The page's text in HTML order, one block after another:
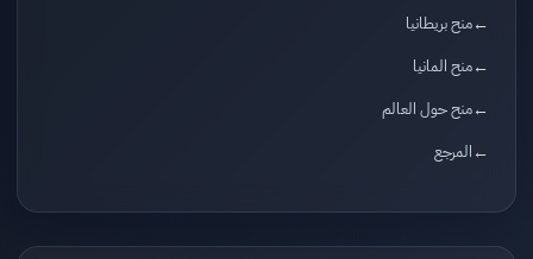
منح بريطانيا
منح المانيا
منح حول العالم
المرجع